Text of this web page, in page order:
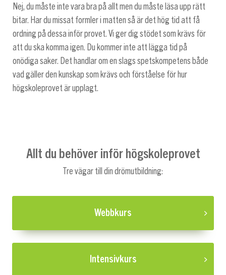
Nej, du måste inte vara bra på allt men du måste läsa upp rätt
bitar. Har du missat formler i matten så är det hög tid att få
ordning på dessa inför provet. Vi ger dig stödet som krävs för
att du ska komma igen. Du kommer inte att lägga tid på
onödiga saker. Det handlar om en slags spetskompetens både
vad gäller den kunskap som krävs och förståelse för hur
högskoleprovet är upplagt.
Allt du behöver inför högskoleprovet
Tre vägar till din drömutbildning:
Webbkurs
Intensivkurs